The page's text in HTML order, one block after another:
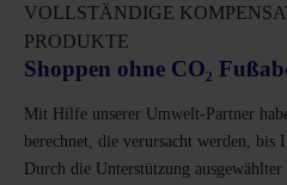
VOLLSTÄNDIGE
PRODUKTE
Shoppen ohne CO₂
Mit Hilfe unserer Umwelt-Partner
berechnet, die verursacht werden, bis
Durch die Unterstützung